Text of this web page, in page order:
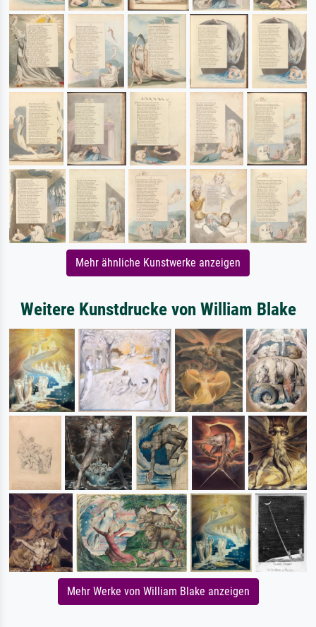
Mehr ähnliche Kunstwerke anzeigen
Weitere Kunstdrucke von William Blake
Mehr Werke von William Blake anzeigen